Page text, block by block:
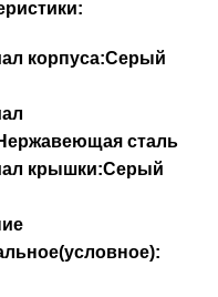
корпуса:Серый
сталь
крышки:Серый